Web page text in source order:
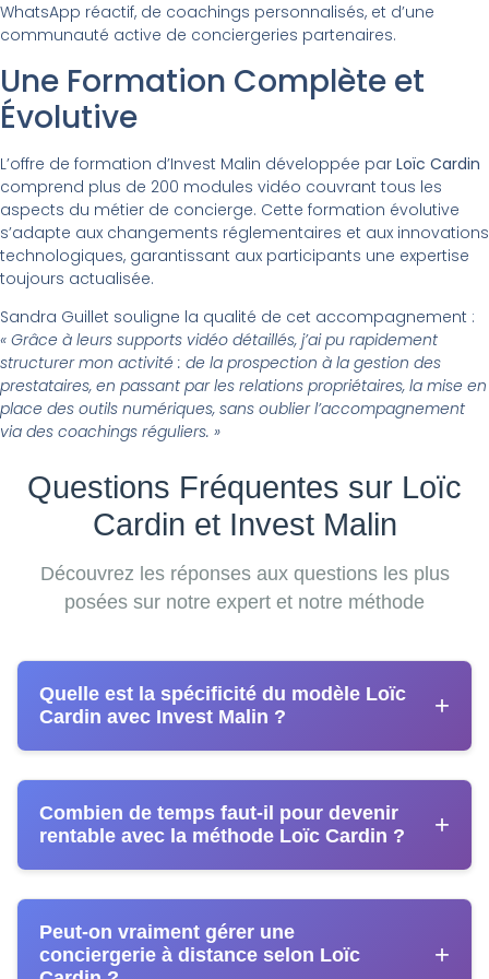
WhatsApp réactif, de coachings personnalisés, et d’une
communauté active de conciergeries partenaires.
Une Formation Complète et
Évolutive
L’offre de formation d’Invest Malin développée par Loïc Cardin
comprend plus de 200 modules vidéo couvrant tous les
aspects du métier de concierge. Cette formation évolutive
s’adapte aux changements réglementaires et aux innovations
technologiques, garantissant aux participants une expertise
toujours actualisée.
Sandra Guillet souligne la qualité de cet accompagnement :
« Grâce à leurs supports vidéo détaillés, j’ai pu rapidement
structurer mon activité : de la prospection à la gestion des
prestataires, en passant par les relations propriétaires, la mise en
place des outils numériques, sans oublier l’accompagnement
via des coachings réguliers. »
Questions Fréquentes sur Loïc
Cardin et Invest Malin
Découvrez les réponses aux questions les plus
posées sur notre expert et notre méthode
Quelle est la spécificité du modèle Loïc
Cardin avec Invest Malin ?
+
concept de conciergerie véritablementclé en main
en France. Contrairement aux formations
classiques, les participants reçoivent des
logements déjà sélectionnés, équipés, et prêts à
générer des revenus immédiatement. Cette
approche unique garantit un démarrage sécurisé et
Combien de temps faut-il pour devenir
rentable avec la méthode Loïc Cardin ?
+
être atteinte dès le premier mois d'activité
participants d'Invest Malin génèrent en moyenne
Peut-on vraiment gérer une
conciergerie à distance selon Loïc
+